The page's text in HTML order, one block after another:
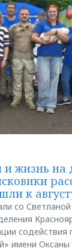
жизнь на
к
со
имени